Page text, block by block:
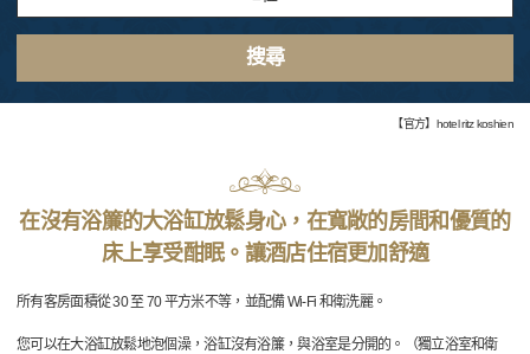
搜尋
【官方】hotel ritz koshien
在沒有浴簾的大浴缸放鬆身心，在寬敞的房間和優質的
床上享受酣眠。讓酒店住宿更加舒適
所有客房面積從 30 至 70 平方米不等，並配備 Wi-Fi 和衛洗麗。
您可以在大浴缸放鬆地泡個澡，浴缸沒有浴簾，與浴室是分開的。（獨立浴室和衛